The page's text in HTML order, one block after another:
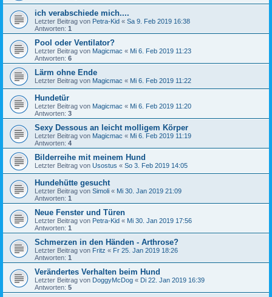
ich verabschiede mich....
Letzter Beitrag von Petra-Kid « Sa 9. Feb 2019 16:38
Antworten: 1
Pool oder Ventilator?
Letzter Beitrag von Magicmac « Mi 6. Feb 2019 11:23
Antworten: 6
Lärm ohne Ende
Letzter Beitrag von Magicmac « Mi 6. Feb 2019 11:22
Hundetür
Letzter Beitrag von Magicmac « Mi 6. Feb 2019 11:20
Antworten: 3
Sexy Dessous an leicht molligem Körper
Letzter Beitrag von Magicmac « Mi 6. Feb 2019 11:19
Antworten: 4
Bilderreihe mit meinem Hund
Letzter Beitrag von Usostus « So 3. Feb 2019 14:05
Hundehütte gesucht
Letzter Beitrag von Simoli « Mi 30. Jan 2019 21:09
Antworten: 1
Neue Fenster und Türen
Letzter Beitrag von Petra-Kid « Mi 30. Jan 2019 17:56
Antworten: 1
Schmerzen in den Händen - Arthrose?
Letzter Beitrag von Fritz « Fr 25. Jan 2019 18:26
Antworten: 1
Verändertes Verhalten beim Hund
Letzter Beitrag von DoggyMcDog « Di 22. Jan 2019 16:39
Antworten: 5